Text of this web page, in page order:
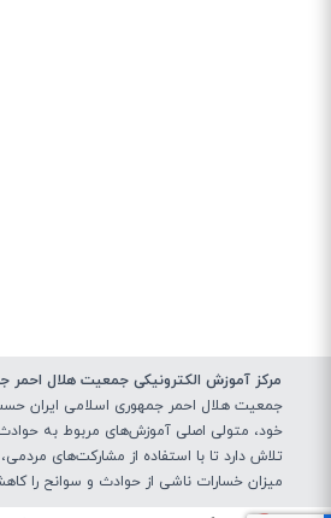
مرکز آموزش الکترونیکی جمعیت هلال احمر
جمعیت هلال احمر جمهوری اسلامی ایران
خود، متولی اصلی آموزش‌های مربوط به
تلاش دارد تا با استفاده از مشارکت‌های
میزان خسارات ناشی از حوادث و سوانح را